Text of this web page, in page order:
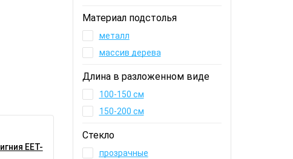
EET-
Материал подстолья
металл
массив дерева
Длина в разложенном виде
100-150 см
150-200 см
Стекло
прозрачные